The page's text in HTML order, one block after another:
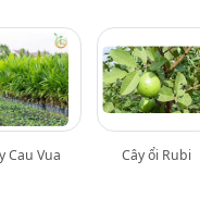
Cau Vua Cây ổi Rubi